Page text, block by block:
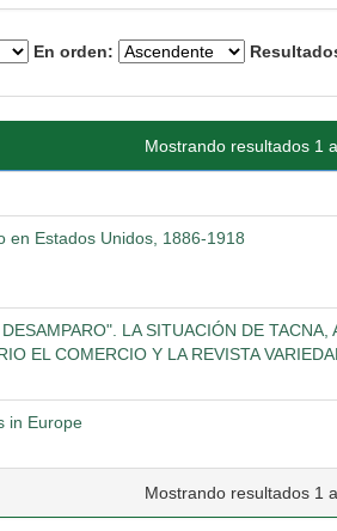
En orden:
Mostrando resultados 1
en Estados Unidos, 1886-1918
LA SITUACIÓN DE TACNA,
EL COMERCIO Y LA REVISTA
in Europe
Mostrando resultados 1